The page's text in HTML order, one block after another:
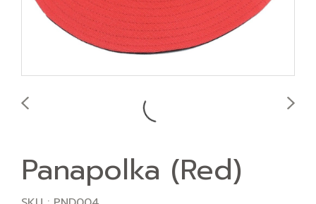
Panapolka (Red)